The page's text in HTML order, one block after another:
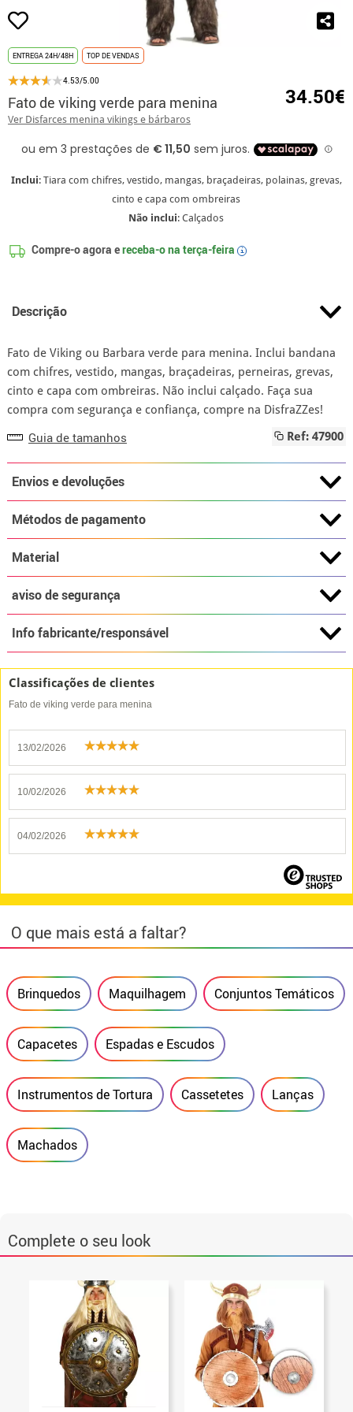
ENTREGA 24H/48H TOP DE VENDAS
4.53/5.00
Fato de viking verde para menina
Ver Disfarces menina vikings e bárbaros
34.50€
Inclui: Tiara com chifres, vestido, mangas, braçadeiras, polainas, grevas,
cinto e capa com ombreiras
Não inclui: Calçados
Compre-o agora ereceba-o na terça-feira i
Descrição
Fato de Viking ou Barbara verde para menina. Inclui bandana
com chifres, vestido, mangas, braçadeiras, perneiras, grevas,
cinto e capa com ombreiras. Não inclui calçado. Faça sua
compra com segurança e confiança, compre na DisfraZZes!
Guia de tamanhos Ref: 47900
Envios e devoluções
Métodos de pagamento
Material
aviso de segurança
Info fabricante/responsável
Classificações de clientes
Fato de viking verde para menina
13/02/2026
10/02/2026
04/02/2026
O que mais está a faltar?
Brinquedos Maquilhagem Conjuntos Temáticos
Capacetes Espadas e Escudos
Instrumentos de Tortura Cassetetes Lanças
Machados
Complete o seu look